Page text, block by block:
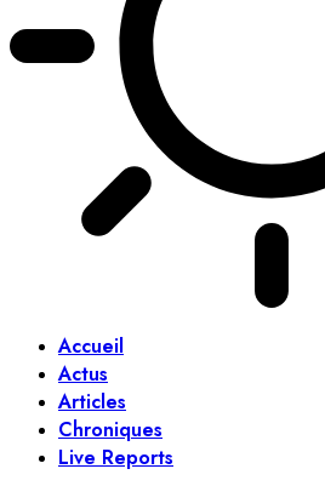
Accueil
Actus
Articles
Chroniques
Live Reports